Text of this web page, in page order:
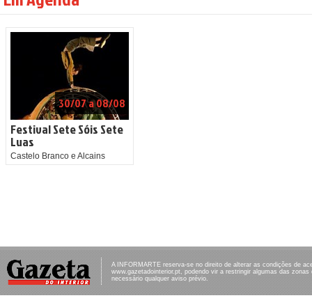
30/07 a 08/08
Festival Sete Sóis Sete
Luas
Castelo Branco e Alcains
A INFORMARTE reserva-se no direito de alterar as condições de
www.gazetadointerior.pt, podendo vir a restringir algumas das
necessário qualquer aviso prévio.